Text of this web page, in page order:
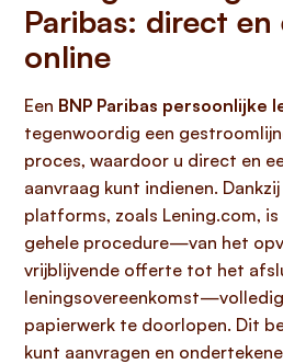
Paribas: direct
online
Een BNP Paribas persoonlijke
tegenwoordig een
proces, waardoor u direct en
aanvraag kunt indienen.
platforms, zoals Lening.com,
gehele procedure—van het
vrijblijvende offerte tot het
papierwerk te doorlopen. Dit
kunt aanvragen en